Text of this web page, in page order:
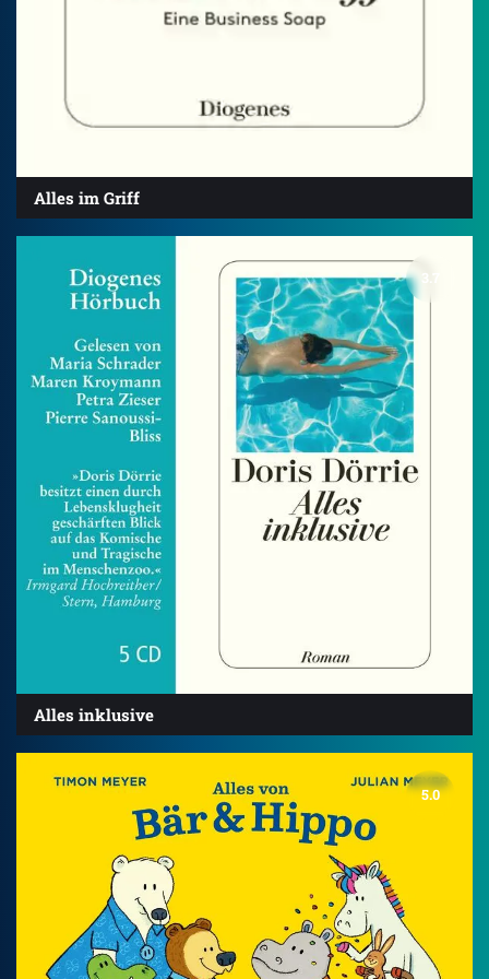
Alles im Griff
3.7
Alles inklusive
5.0